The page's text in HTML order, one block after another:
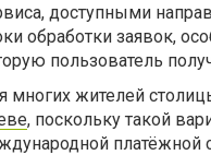
доступными
обработки заявок,
пользователь
многих жителей
, поскольку такой
платёжной